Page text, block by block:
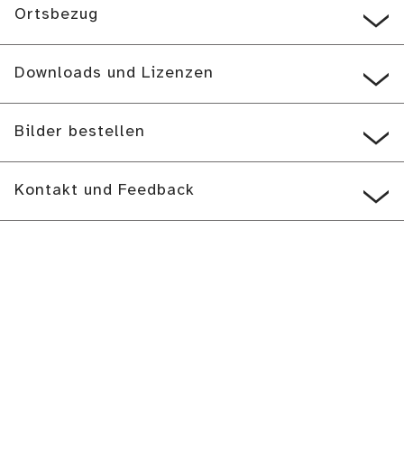
Ortsbezug
Downloads und Lizenzen
Bilder bestellen
Kontakt und Feedback